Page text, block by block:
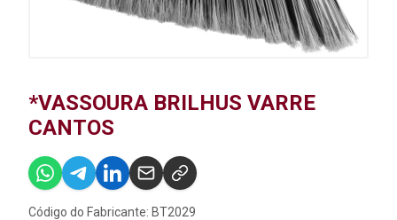
*VASSOURA BRILHUS VARRE
CANTOS
Código do Fabricante: BT2029